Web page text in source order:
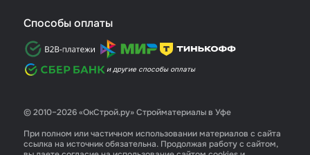
© 2010–2026 «ОкСтрой.ру» Стройматериалы в Уфе
При полном или частичном использовании материалов с сайта
ссылка на источник обязательна. Продолжая работу с сайтом,
Способы оплаты
и другие способы оплаты